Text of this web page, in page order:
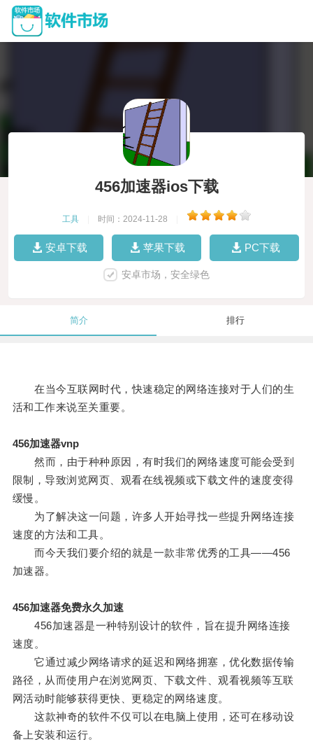
456加速器ios下载
工具 时间：2024-11-28
安卓下载 苹果下载 PC下载
安卓市场，安全绿色
简介 排行
在当今互联网时代，快速稳定的网络连接对于人们的生
活和工作来说至关重要。
456加速器vnp
然而，由于种种原因，有时我们的网络速度可能会受到
限制，导致浏览网页、观看在线视频或下载文件的速度变得
缓慢。
为了解决这一问题，许多人开始寻找一些提升网络连接
速度的方法和工具。
而今天我们要介绍的就是一款非常优秀的工具——456
加速器。
456加速器免费永久加速
456加速器是一种特别设计的软件，旨在提升网络连接
速度。
它通过减少网络请求的延迟和网络拥塞，优化数据传输
路径，从而使用户在浏览网页、下载文件、观看视频等互联
网活动时能够获得更快、更稳定的网络速度。
这款神奇的软件不仅可以在电脑上使用，还可在移动设
备上安装和运行。